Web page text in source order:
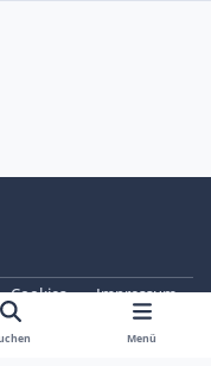
Cookies
Impressum
by Invision Community
Menü